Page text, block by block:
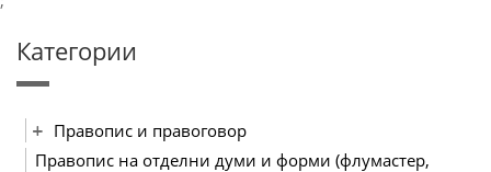
Категории
Правопис и правоговор
Правопис на отделни думи и форми (флумастер,